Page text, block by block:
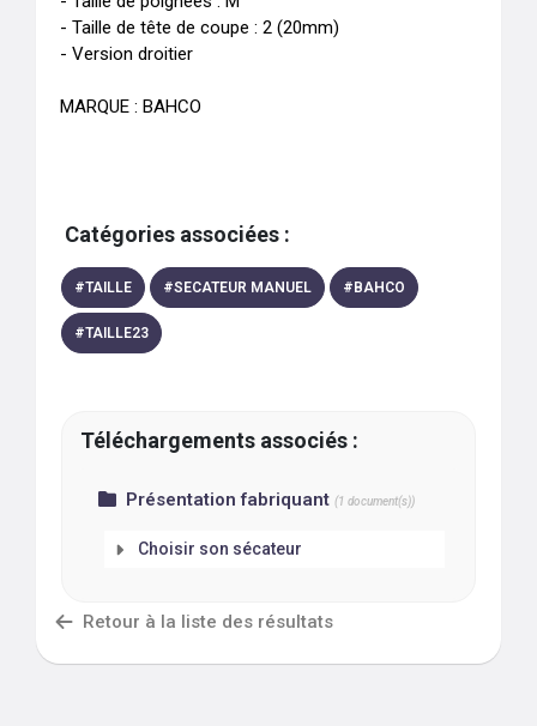
- Taille de tête de coupe : 2 (20mm)
- Version droitier
MARQUE : BAHCO
Catégories associées :
#TAILLE #SECATEUR MANUEL # BAHCO
#TAILLE23
Téléchargements associés :
Présentation fabriquant (1 document(s))
Choisir son sécateur
Retour à la liste des résultats